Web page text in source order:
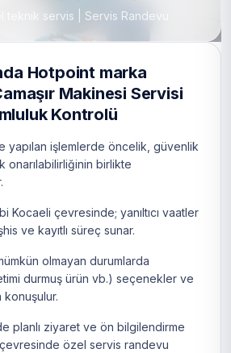
teknik servis | Servis Randevu
Hotpoint marka
Makinesi Servisi
Kontrolü
yapılan işlemlerde öncelik, güvenlik
onarılabilirliğinin birlikte
Kocaeli çevresinde; yanıltıcı vaatler
ve kayıtlı süreç sunar.
olmayan durumlarda
durmuş ürün vb.) seçenekler ve
konuşulur.
planlı ziyaret ve ön bilgilendirme
özel servis randevu